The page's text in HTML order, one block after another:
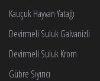
Kauçuk Hayvan Yatağı
Devirmeli Suluk Galvanizli
Devirmeli Suluk Krom
Gübre Sıyırıcı